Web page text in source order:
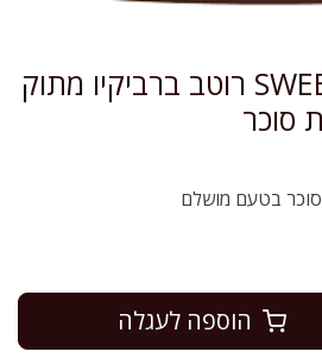
SWEET BABY RAY'S רוטב ברביקיו מתוק
סוכר
סוכר בטעם מושלם
הוספה לעגלה